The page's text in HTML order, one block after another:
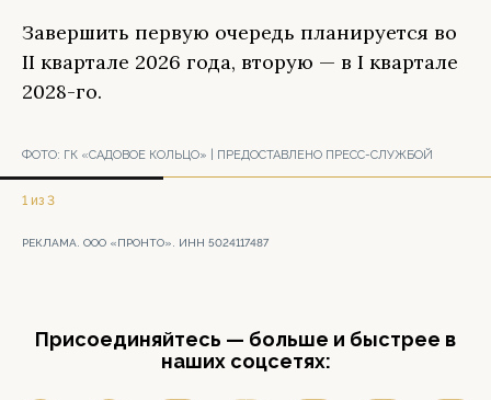
Завершить первую очередь планируется во
II квартале 2026 года, вторую — в I квартале
2028-го.
ФОТО: ГК «САДОВОЕ КОЛЬЦО» | ПРЕДОСТАВЛЕНО ПРЕСС-СЛУЖБОЙ
1 из 3
РЕКЛАМА. ООО «ПРОНТО». ИНН 5024117487
Присоединяйтесь — больше и быстрее в
наших соцсетях: